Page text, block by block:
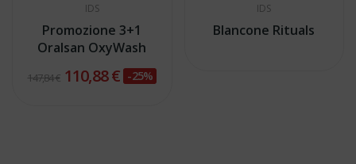
IDS
Promozione 3+1
Oralsan OxyWash
147,84 € 110,88 € -25%
IDS
Blancone Rituals